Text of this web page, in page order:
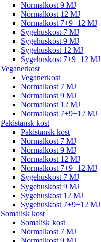
Normalkost 9 MJ
Normalkost 12 MJ
Normalkost 7+9+12 MJ
Sygehuskost 7 MJ
Sygehuskost 9 MJ
Sygehuskost 12 MJ
Sygehuskost 7+9+12 MJ
Veganerkost
Veganerkost
Normalkost 7 MJ
Normalkost 9 MJ
Normalkost 12 MJ
Normalkost 7+9+12 MJ
Pakistansk kost
Pakistansk kost
Normalkost 7 MJ
Normalkost 9 MJ
Normalkost 12 MJ
Normalkost 7+9+12 MJ
Sygehuskost 7 MJ
Sygehuskost 9 MJ
Sygehuskost 12 MJ
Sygehuskost 7+9+12 MJ
Somalisk kost
Somalisk kost
Normalkost 7 MJ